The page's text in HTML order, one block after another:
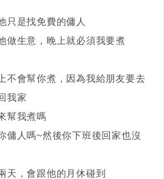
只是找免費的傭人
做生意，晚上就必須我要煮
不會幫你煮，因為我給朋友要去
我家
幫我煮嗎
傭人嗎~然後你下班後回家也沒
天，會跟他的月休碰到